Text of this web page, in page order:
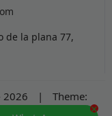
×
de la plana 77,
2026 |
Theme: